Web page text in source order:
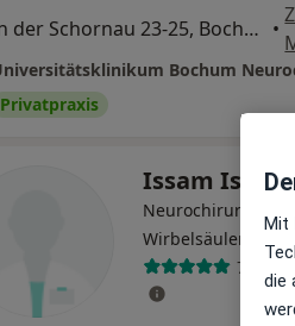
In der Schornau 23-25, Bochum •
Privatpraxis
Issam
Neurochirurg,
72
Mit
die